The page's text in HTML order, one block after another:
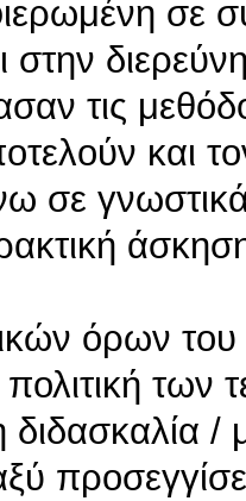
σε
στην
τις
και
σε
όρων του
των